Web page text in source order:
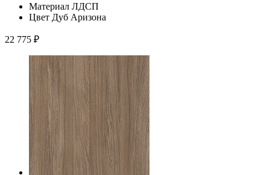
Материал ЛДСП
Цвет Дуб Аризона
22 775 ₽